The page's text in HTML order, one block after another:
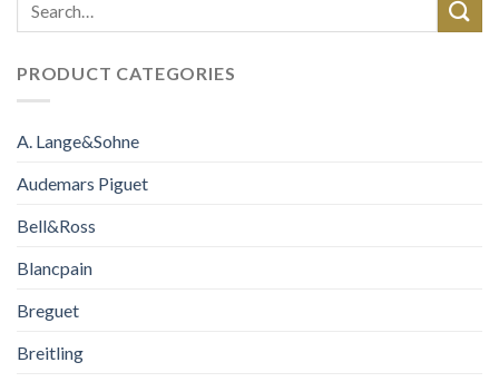
PRODUCT CATEGORIES
A. Lange&Sohne
Audemars Piguet
Bell&Ross
Blancpain
Breguet
Breitling